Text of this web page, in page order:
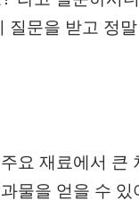
질문을 받고 정말
요 재료에서 큰
물을 얻을 수 있